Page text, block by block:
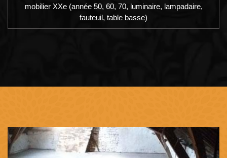
mobilier XXe (année 50, 60, 70, luminaire, lampadaire,
fauteuil, table basse)